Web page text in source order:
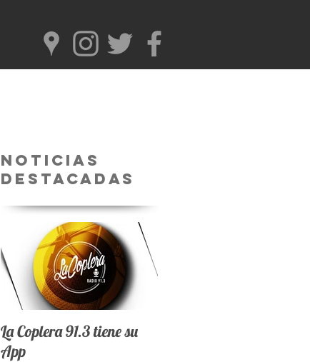
Noticias
Destacadas
La Coplera 91.3 tiene su
App